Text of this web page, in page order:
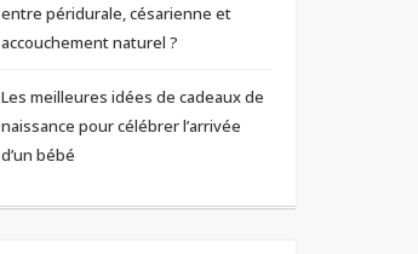
entre péridurale, césarienne et
accouchement naturel ?
Les meilleures idées de cadeaux de
naissance pour célébrer l’arrivée
d’un bébé